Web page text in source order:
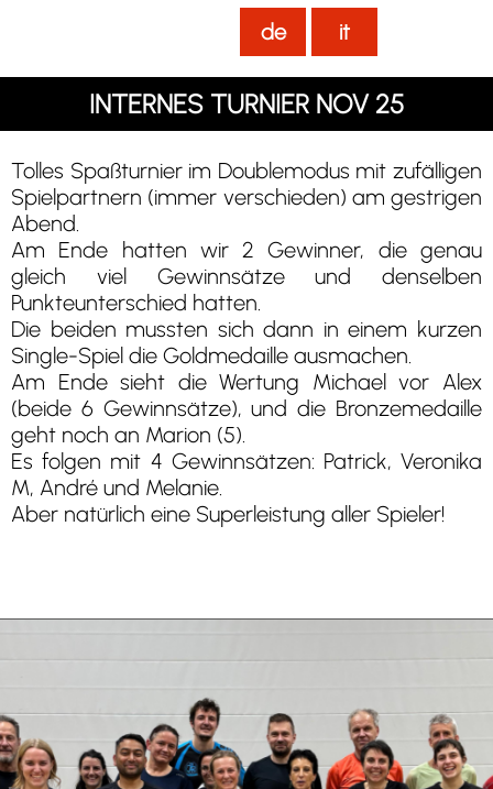
it
de
INTERNES TURNIER NOV 25
Tolles Spaßturnier im Doublemodus mit zufälligen
Spielpartnern (immer verschieden) am gestrigen
Abend.
Am Ende hatten wir 2 Gewinner, die genau
gleich viel Gewinnsätze und denselben
Punkteunterschied hatten.
Die beiden mussten sich dann in einem kurzen
Single-Spiel die Goldmedaille ausmachen.
Am Ende sieht die Wertung Michael vor Alex
(beide 6 Gewinnsätze), und die Bronzemedaille
geht noch an Marion (5).
Es folgen mit 4 Gewinnsätzen: Patrick, Veronika
M, André und Melanie.
Aber natürlich eine Superleistung aller Spieler!